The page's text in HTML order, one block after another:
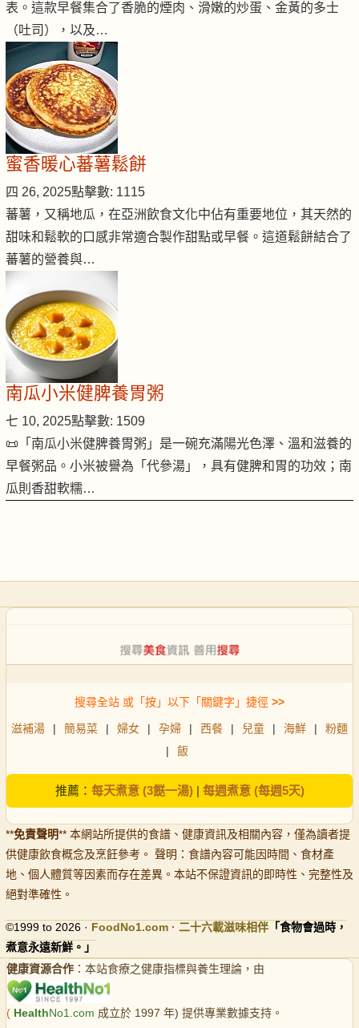
表。這款早餐集合了香脆的煙肉、滑嫩的炒蛋、金黃的多士
（吐司），以及…
蜜香暖心蕃薯鬆餅
四 26, 2025點擊數: 1115
蕃薯，又稱地瓜，在亞洲飲食文化中佔有重要地位，其天然的
甜味和鬆軟的口感非常適合製作甜點或早餐。這道鬆餅結合了
蕃薯的營養與…
南瓜小米健脾養胃粥
七 10, 2025點擊數: 1509
📜「南瓜小米健脾養胃粥」是一碗充滿陽光色澤、溫和滋養的
早餐粥品。小米被譽為「代參湯」，具有健脾和胃的功效；南
瓜則香甜軟糯…
搜尋全站 或「按」以下「關鍵字」捷徑 >>
滋補湯 | 簡易菜 | 婦女 | 孕婦 | 西餐 | 兒童 | 海鮮 |
粉麵
|
飯
推薦： 每天煮意 (3餸一湯)| 每週煮意 (每週5天)
**免責聲明** 本網站所提供的食譜、健康資訊及相關內容，僅為讀者提
供健康飲食概念及烹飪參考。 聲明：食譜內容可能因時間、食材產
地、個人體質等因素而存在差異。本站不保證資訊的即時性、完整性及
絕對準確性。
©1999 to 2026 · FoodNo1.com · 二十六載滋味相伴 「食物會過時，
煮意永遠新鮮。」
健康資源合作 ：本站食療之健康指標與養生理論，由
( HealthNo1.com 成立於 1997 年) 提供專業數據支持。